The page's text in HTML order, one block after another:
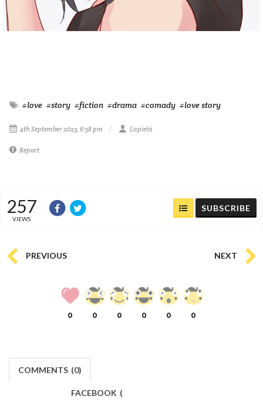
#love #story #fiction #drama #comady #love story
4th September 2023, 6:58 pm Lapietà
Report
257
VIEWS
SUBSCRIBE
PREVIOUS NEXT
0 0 0 0 0 0
COMMENTS (0)
FACEBOOK (